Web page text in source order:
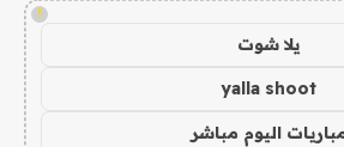
!
يلا شوت
yalla shoot
اليوم مباشر